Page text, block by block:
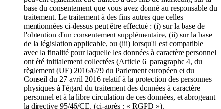
base du consentement que vous avez donné au responsable du
traitement. Le traitement à des fins autres que celles
mentionnées ci-dessus peut être effectué : (i) sur la base de
l'obtention d'un consentement supplémentaire, (ii) sur la base
de la législation applicable, ou (iii) lorsqu'il est compatible
avec la finalité pour laquelle les données à caractère personnel
ont été initialement collectées (Article 6, paragraphe 4, du
règlement (UE) 2016/679 du Parlement européen et du
Conseil du 27 avril 2016 relatif à la protection des personnes
physiques à l'égard du traitement des données à caractère
personnel et à la libre circulation de ces données, et abrogeant
la directive 95/46/CE, (ci-après : « RGPD »).